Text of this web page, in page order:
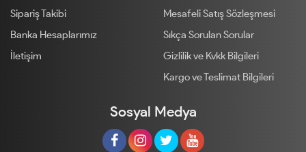
Sipariş Takibi
Banka Hesaplarımız
İletişim
Mesafeli Satış Sözleşmesi
Sıkça Sorulan Sorular
Gizlilik ve Kvkk Bilgileri
Kargo ve Teslimat Bilgileri
Sosyal Medya